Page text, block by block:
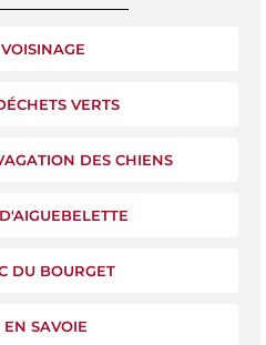
VERTS
DES CHIENS
DU BOURGET
EN SAVOIE